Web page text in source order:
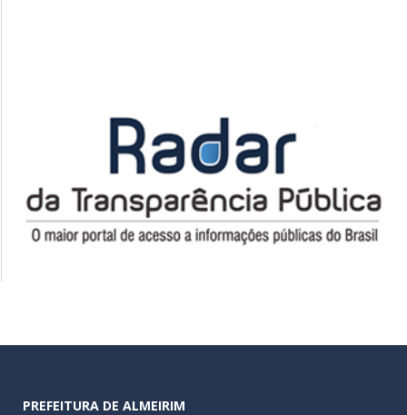
PREFEITURA DE ALMEIRIM